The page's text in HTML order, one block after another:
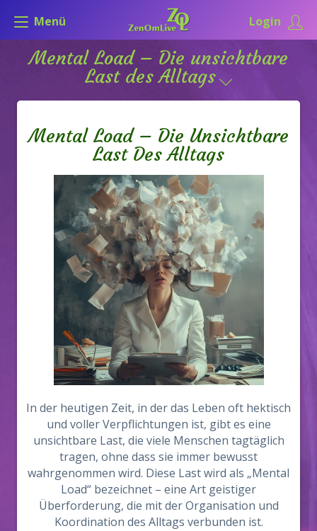
Menü Login
Mental Load – Die unsichtbare
Last des Alltags
Mental Load – Die Unsichtbare
Last Des Alltags
In der heutigen Zeit, in der das Leben oft hektisch
und voller Verpflichtungen ist, gibt es eine
unsichtbare Last, die viele Menschen tagtäglich
tragen, ohne dass sie immer bewusst
wahrgenommen wird. Diese Last wird als „Mental
Load“ bezeichnet – eine Art geistiger
Überforderung, die mit der Organisation und
Koordination des Alltags verbunden ist.